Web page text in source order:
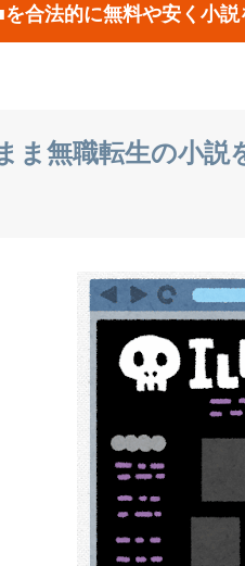
を合法的に無料や安く小
ま無職転生の小